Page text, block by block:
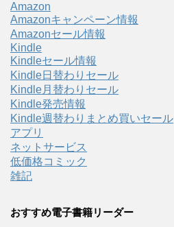
Amazon
Amazonキャンペーン情報
Amazonセール情報
Kindle
Kindleセール情報
Kindle日替わりセール
Kindle月替わりセール
Kindle発売情報
Kindle週替わりまとめ買いセール
アプリ
ネットサービス
低価格コミック
雑記
おすすめ電子書籍リーダー